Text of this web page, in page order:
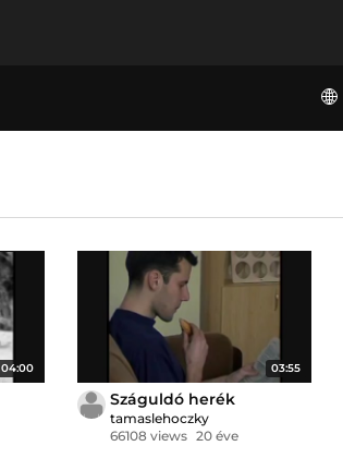
04:00 03:55
Száguldó herék
tamaslehoczky
66108 views 20 éve